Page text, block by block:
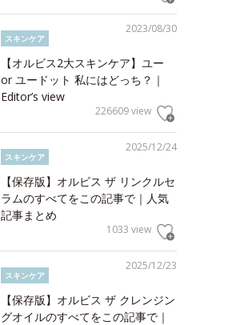
2023/08/30
スキンケア
【オルビス2大スキンケア】ユー
or ユードット 私にはどっち？｜
Editor’s view
226609 view
2025/12/24
スキンケア
【保存版】オルビス ザ リンクルセ
ラムのすべてをこの記事で｜人気
記事まとめ
1033 view
2025/12/23
スキンケア
【保存版】オルビス ザ クレンジン
グオイルのすべてをこの記事で｜